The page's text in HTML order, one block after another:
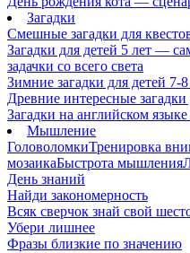
Загадки
Смешные загадки для
Загадки для детей 5 лет —
задачки со всего света
Зимние загадки для детей 7-
Древние интересные
Загадки на английском
Мышление
ГоловоломкиТренировка
мозаикаБыстрота мышления
День знаний
Найди закономерность
Всяк сверчок знай свой
Убери лишнее
Фразы близкие по значению